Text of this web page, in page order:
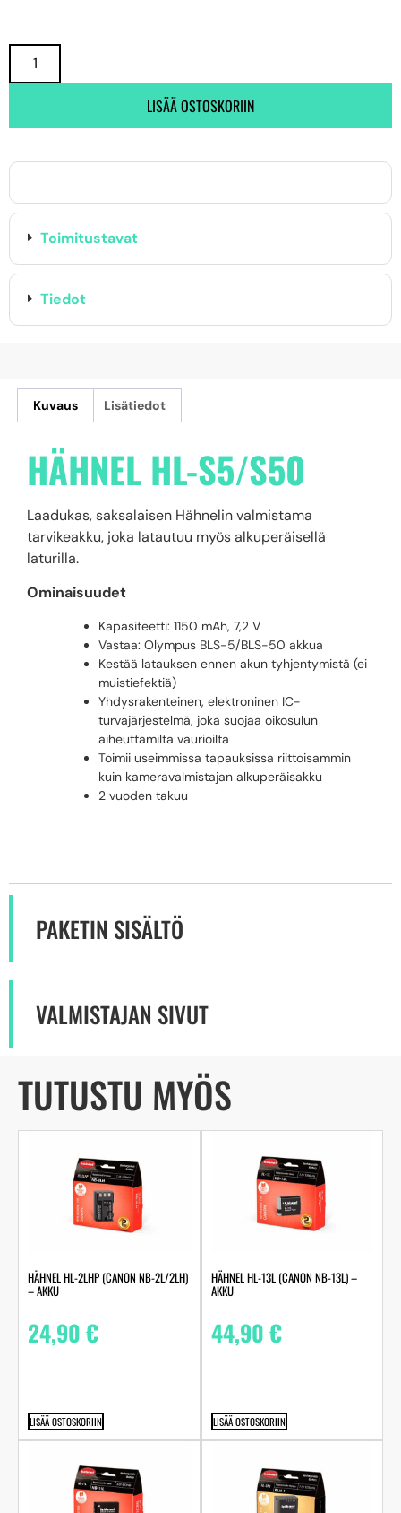
LISÄÄ OSTOSKORIIN
Toimitustavat
Tiedot
Kuvaus Lisätiedot
HÄHNEL HL-S5/S50
Laadukas, saksalaisen Hähnelin valmistama
tarvikeakku, joka latautuu myös alkuperäisellä
laturilla.
Ominaisuudet
Kapasiteetti: 1150 mAh, 7,2 V
Vastaa: Olympus BLS-5/BLS-50 akkua
Kestää latauksen ennen akun tyhjentymistä (ei
muistiefektiä)
Yhdysrakenteinen, elektroninen IC-
turvajärjestelmä, joka suojaa oikosulun
aiheuttamilta vaurioilta
Toimii useimmissa tapauksissa riittoisammin
kuin kameravalmistajan alkuperäisakku
2 vuoden takuu
PAKETIN SISÄLTÖ
VALMISTAJAN SIVUT
TUTUSTU MYÖS
HÄHNEL HL-2LHP (CANON NB-2L/2LH)
– AKKU
24,90€
LISÄÄ OSTOSKORIIN
HÄHNEL HL-13L (CANON NB-13L) –
AKKU
44,90€
LISÄÄ OSTOSKORIIN